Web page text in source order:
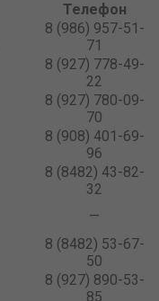
Телефон
8 (986) 957-51-
71
8 (927) 778-49-
22
8 (927) 780-09-
70
8 (908) 401-69-
96
8 (8482) 43-82-
32
—
8 (8482) 53-67-
50
8 (927) 890-53-
85